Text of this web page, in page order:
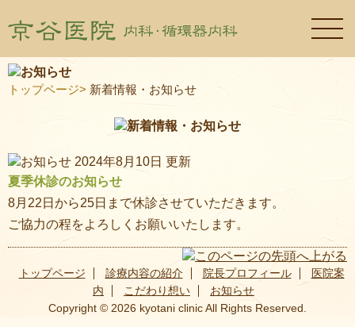
トップページ> 新着情報・お知らせ
2024年8月10日 更新
夏季休診のお知らせ
8月22日から25日まで休診させていただきます。
ご協力の程をよろしくお願いいたします。
トップページ 診療内容の紹介 院長プロフィール
医院案
内
こだわり想い
お知らせ
Copyright © 2026 kyotani clinic All Rights Reserved.